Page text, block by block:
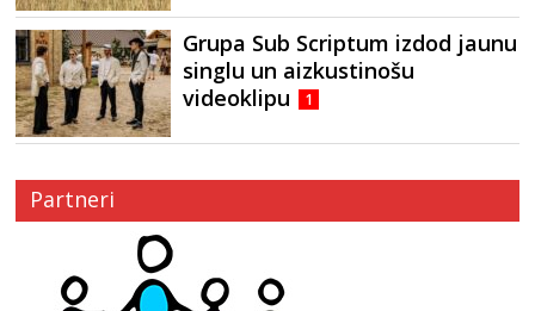
Grupa Sub Scriptum izdod jaunu
singlu un aizkustinošu
videoklipu
1
Partneri